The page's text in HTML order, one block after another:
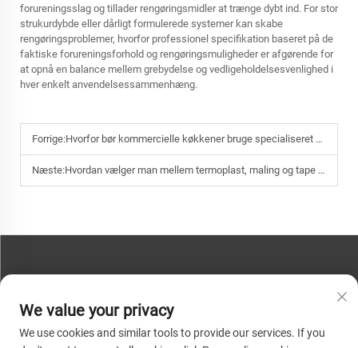
forureningsslag og tillader rengøringsmidler at trænge dybt ind. For stor
strukurdybde eller dårligt formulerede systemer kan skabe
rengøringsproblemer, hvorfor professionel specifikation baseret på de
faktiske forureningsforhold og rengøringsmuligheder er afgørende for
at opnå en balance mellem grebydelse og vedligeholdelsesvenlighed i
hver enkelt anvendelsessammenhæng.
Forrige:Hvorfor bør kommercielle køkkener bruge specialiseret antislip-gulvbelægning til at forebygge ulykker?
Næste:Hvordan vælger man mellem termoplast, maling og tape til permanente vejmærkninger?
Telefon:+86-13793890209
Tlf.: +86-13793890209
We value your privacy
We use cookies and similar tools to provide our services. If you